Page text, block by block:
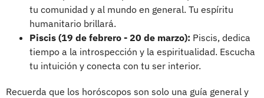
tu comunidad y al mundo en general. Tu espíritu
humanitario brillará.
Piscis (19 de febrero - 20 de marzo): Piscis, dedica
tiempo a la introspección y la espiritualidad. Escucha
tu intuición y conecta con tu ser interior.
Recuerda que los horóscopos son solo una guía general y